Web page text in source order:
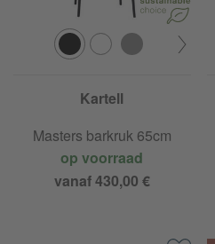
Kartell
Masters barkruk 65cm
op voorraad
vanaf 430,00 €